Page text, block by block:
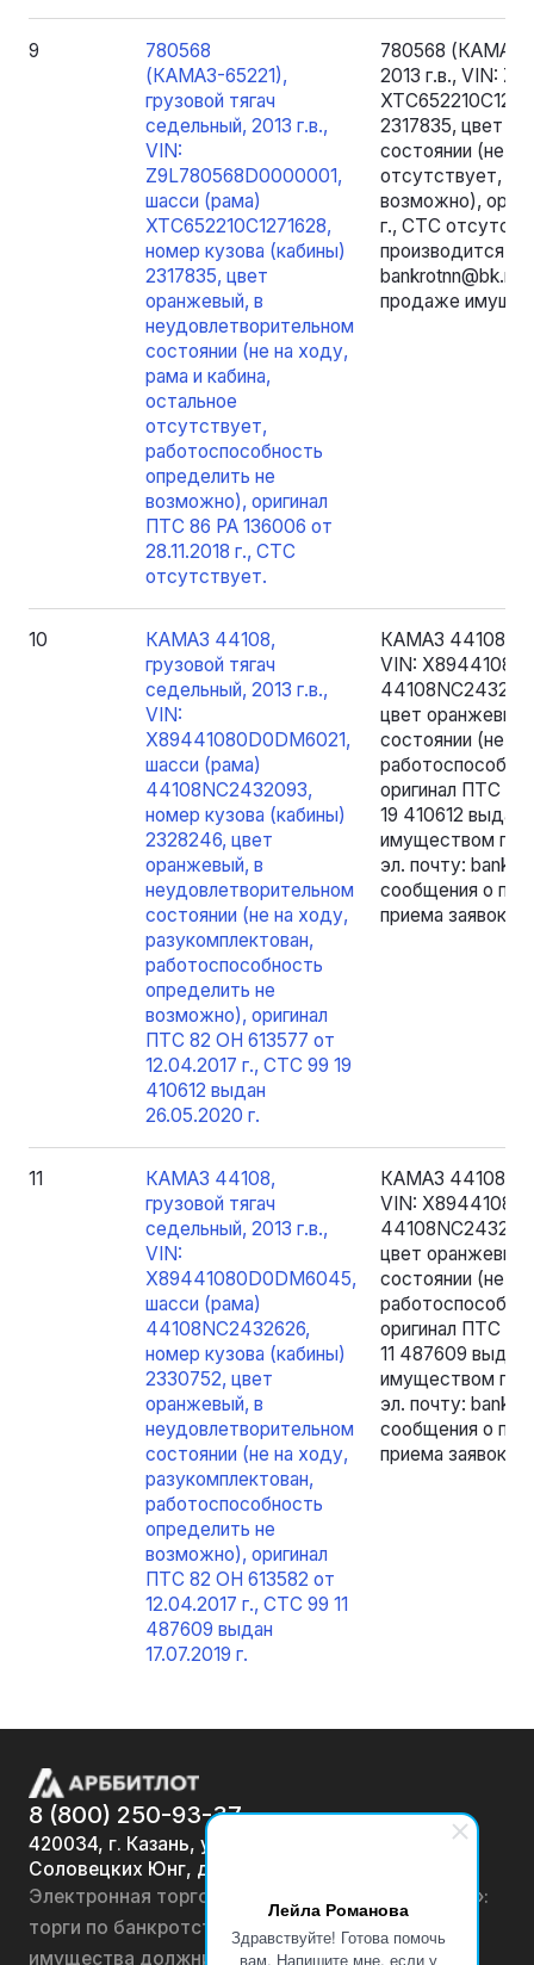
Лейла Романова
Здравствуйте! Готова помочь
вам. Напишите мне, если у
9
780568
(КАМАЗ-65221),
грузовой тягач
седельный, 2013 г.в.,
VIN:
Z9L780568D0000001,
шасси (рама)
XTC652210C1271628,
номер кузова (кабины)
2317835, цвет
оранжевый, в
неудовлетворительном
состоянии (не на ходу,
рама и кабина,
остальное
отсутствует,
работоспособность
определить не
возможно), оригинал
ПТС 86 РА 136006 от
28.11.2018 г., СТС
отсутствует.
780568 (КАМАЗ-
2013 г.в., VIN:
2317835, цвет
состоянии (не
отсутствует,
возможно),
г., СТС
производится
bankrotnn@bk.ru
продаже
10
КАМАЗ 44108,
грузовой тягач
седельный, 2013 г.в.,
VIN:
X89441080D0DM6021,
шасси (рама)
44108NC2432093,
номер кузова (кабины)
2328246, цвет
оранжевый, в
неудовлетворительном
состоянии (не на ходу,
разукомплектован,
работоспособность
определить не
возможно), оригинал
ПТС 82 ОН 613577 от
12.04.2017 г., СТС 99 19
410612 выдан
26.05.2020 г.
КАМАЗ 44108,
VIN:
цвет
состоянии (не
оригинал ПТС
19 410612 выдан
имуществом
эл. почту:
сообщения о
приема заявок.
11
КАМАЗ 44108,
грузовой тягач
седельный, 2013 г.в.,
VIN:
X89441080D0DM6045,
шасси (рама)
44108NC2432626,
номер кузова (кабины)
2330752, цвет
оранжевый, в
неудовлетворительном
состоянии (не на ходу,
разукомплектован,
работоспособность
определить не
возможно), оригинал
ПТС 82 ОН 613582 от
12.04.2017 г., СТС 99 11
487609 выдан
17.07.2019 г.
КАМАЗ 44108,
VIN:
цвет
состоянии (не
оригинал ПТС
11 487609 выдан
имуществом
эл. почту:
сообщения о
приема заявок.
8 (800) 250-93-37
420034, г. Казань, ул.
Соловецких Юнг, д. 7
Электронная торговая площадка «АРББИТЛОТ»:
торги по банкротству, лоты по продаже
имущества должников физических лиц и